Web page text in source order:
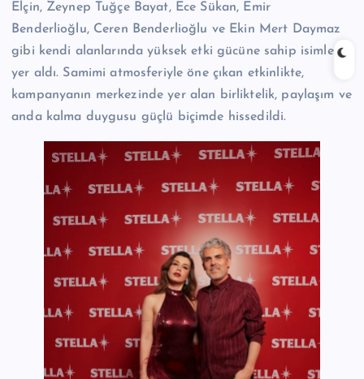
Elçin, Zeynep Tuğçe Bayat, Ece Sükan, Emir
Benderlioğlu, Ceren Benderlioğlu ve Ekin Mert Daymaz
gibi kendi alanlarında yüksek etki gücüne sahip isimler
yer aldı. Samimi atmosferiyle öne çıkan etkinlikte,
kampanyanın merkezinde yer alan birliktelik, paylaşım ve
anda kalma duygusu güçlü biçimde hissedildi.